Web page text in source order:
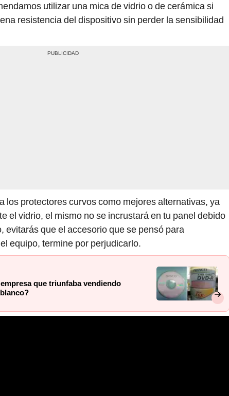
utilizar una mica de vidrio o de cerámica si
resistencia del dispositivo sin perder la sensibilidad
los protectores curvos como mejores alternativas, ya
el vidrio, el mismo no se incrustará en tu panel debido
evitarás que el accesorio que se pensó para
equipo, termine por perjudicarlo.
que triunfaba vendiendo